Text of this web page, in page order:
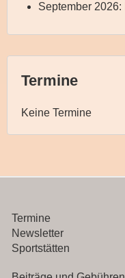
September 2026:
Termine
Keine Termine
Termine
Newsletter
Sportstätten